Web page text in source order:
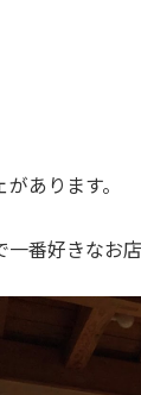
あります。
番好きなお店